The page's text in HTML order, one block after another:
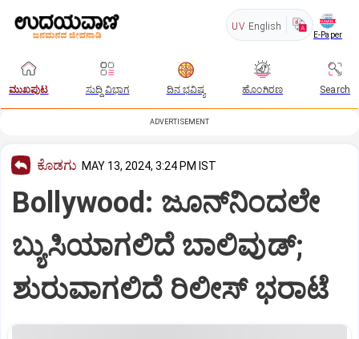
UV English
E-Paper
ಮುಖಪುಟ ಸುದ್ದಿ ವಿಭಾಗ ದಿನ ಭವಿಷ್ಯ ಹೊಂಗಿರಣ Search
ADVERTISEMENT
ಕೊಡಗು MAY 13, 2024, 3:24 PM IST
Bollywood: ಜೂನ್‌ನಿಂದಲೇ
ಬ್ಯುಸಿಯಾಗಲಿದೆ ಬಾಲಿವುಡ್;
ಶುರುವಾಗಲಿದೆ ರಿಲೀಸ್‌ ಭರಾಟೆ